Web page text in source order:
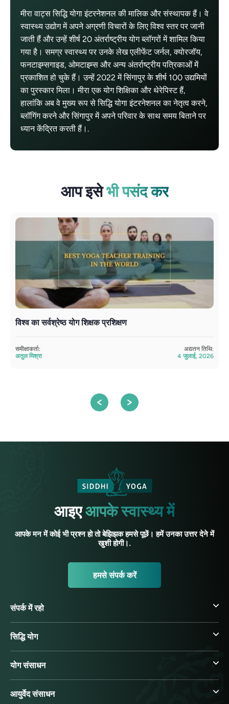
मीरा वाट्स सिद्धि योगा इंटरनेशनल की मालिक और संस्थापक हैं। वे
स्वास्थ्य उद्योग में अपने अग्रणी विचारों के लिए विश्व स्तर पर जानी
जाती हैं और उन्हें शीर्ष 20 अंतर्राष्ट्रीय योग ब्लॉगरों में शामिल किया
गया है। समग्र स्वास्थ्य पर उनके लेख एलीफेंट जर्नल, क्योरजॉय,
फनटाइम्सगाइड, ओमटाइम्स और अन्य अंतर्राष्ट्रीय पत्रिकाओं में
प्रकाशित हो चुके हैं। उन्हें 2022 में सिंगापुर के शीर्ष 100 उद्यमियों
का पुरस्कार मिला। मीरा एक योग शिक्षिका और थेरेपिस्ट हैं,
हालांकि अब वे मुख्य रूप से सिद्धि योगा इंटरनेशनल का नेतृत्व करने,
ब्लॉगिंग करने और सिंगापुर में अपने परिवार के साथ समय बिताने पर
ध्यान केंद्रित करती हैं।.
आप इसेभी पसंद कर
विश्व का सर्वश्रेष्ठ योग शिक्षक प्रशिक्षण
समीक्षाकर्ता:
अतुल मिश्रा
अद्यतन तिथि:
4 जुलाई, 2026
आइएआपके स्वास्थ्य में
आपके मन में कोई भी प्रश्न हो तो बेझिझक हमसे पूछें। हमें उनका उत्तर देने में
खुशी होगी।.
हमसे संपर्क करें
संपर्क में रहो
सिद्धि योग
योग संसाधन
आयुर्वेद संसाधन